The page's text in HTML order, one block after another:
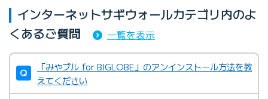
インターネットサギウォールカテゴリ内のよ
くあるご質問
一覧を表示
「みやブル for BIGLOBE」のアンインストール方法を教
えてください